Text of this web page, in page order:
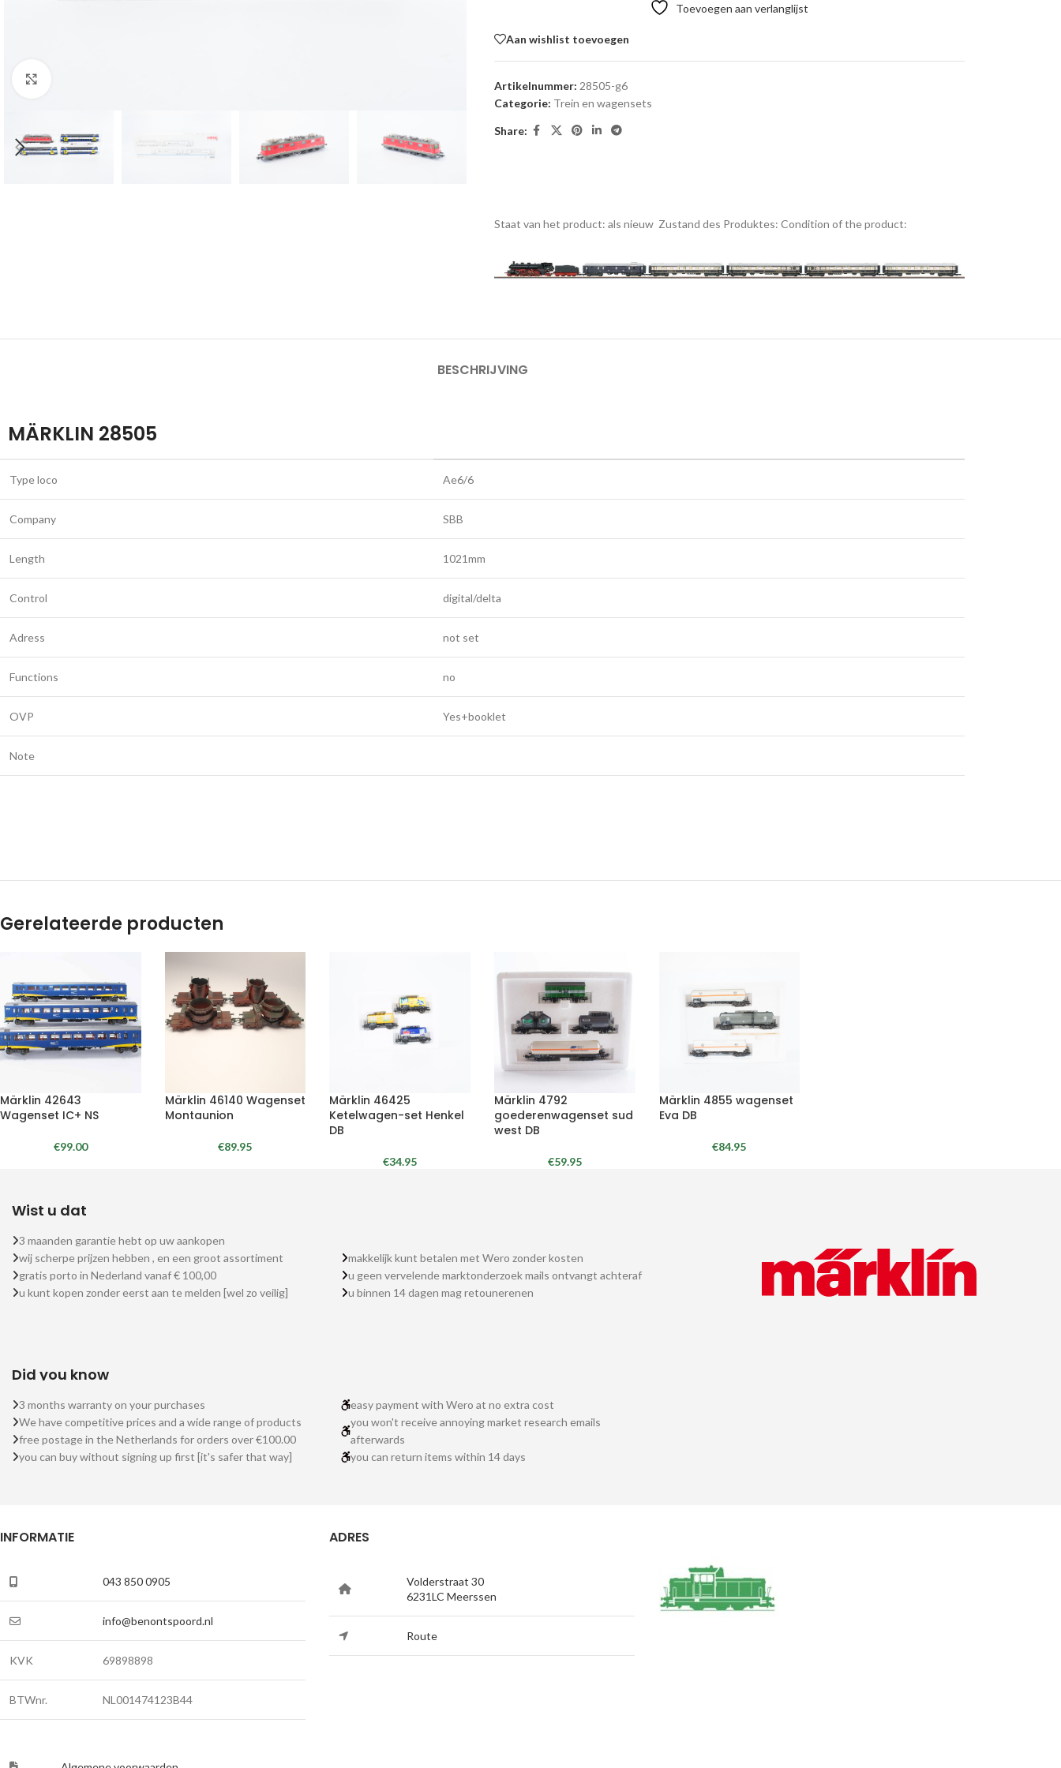
Toevoegen aan verlanglijst
Aan wishlist toevoegen
Artikelnummer: 28505-g6
Categorie: Trein en wagensets
Share:
Staat van het product: als nieuw Zustand des Produktes: Condition of the product:
BESCHRIJVING
MÄRKLIN 28505
Type loco Ae6/6
Company SBB
Length 1021mm
Control digital/delta
Adress not set
Functions no
OVP Yes+booklet
Note
Gerelateerde producten
Märklin 42643
Wagenset IC+ NS
€99.00
Märklin 46140 Wagenset
Montaunion
€89.95
Märklin 46425
Ketelwagen-set Henkel
DB
€34.95
Märklin 4792
goederenwagenset sud
west DB
€59.95
Märklin 4855 wagenset
Eva DB
€84.95
Wist u dat
3 maanden garantie hebt op uw aankopen
wij scherpe prijzen hebben , en een groot assortiment
gratis porto in Nederland vanaf € 100,00
u kunt kopen zonder eerst aan te melden [wel zo veilig]
makkelijk kunt betalen met Wero zonder kosten
u geen vervelende marktonderzoek mails ontvangt achteraf
u binnen 14 dagen mag retounerenen
Did you know
3 months warranty on your purchases
We have competitive prices and a wide range of products
free postage in the Netherlands for orders over €100.00
you can buy without signing up first [it's safer that way]
easy payment with Wero at no extra cost
you won't receive annoying market research emails
afterwards
you can return items within 14 days
INFORMATIE
043 850 0905
info@benontspoord.nl
KVK 69898898
BTWnr. NL001474123B44
ADRES
Volderstraat 30
6231LC Meerssen
Route